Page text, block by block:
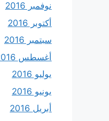
نوفمبر 2016
أكتوبر 2016
سبتمبر 2016
أغسطس 2016
يوليو 2016
يونيو 2016
أبريل 2016